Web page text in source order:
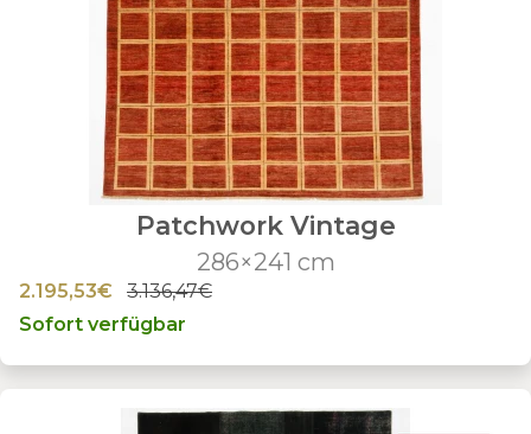
Patchwork Vintage
286×241 cm
2.195,53€
3.136,47€
Sofort verfügbar